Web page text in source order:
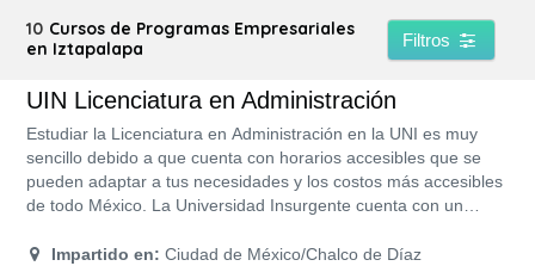
10 Cursos de Programas Empresariales
en Iztapalapa
Filtros
UIN Licenciatura en Administración
Estudiar la Licenciatura en Administración en la UNI es muy
sencillo debido a que cuenta con horarios accesibles que se
pueden adaptar a tus necesidades y los costos más accesibles
de todo México. La Universidad Insurgente cuenta con un
lo que tu titulación contará con un amplio reconocimiento.
Impartido en: Ciudad de México/Chalco de Díaz